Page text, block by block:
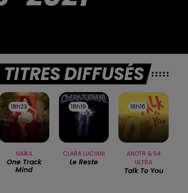
TITRES DIFFUSÉS
18h23
18h23
NAÏKA
One Track
Mind
18h19
18h19
CLARA LUCIANI
Le Reste
18h16
18h16
ANOTR & 54
ULTRA
Talk To You